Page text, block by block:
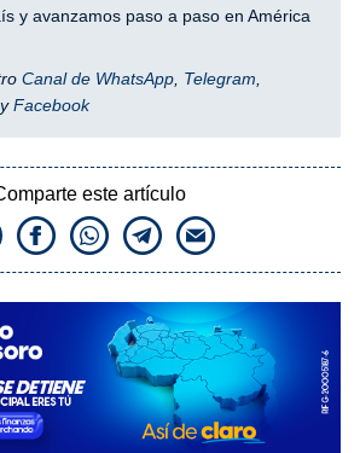
y avanzamos paso a paso en América
Canal de WhatsApp Telegram
yFacebook
este artículo